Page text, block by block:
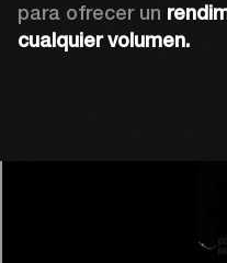
para ofrecer un
cualquier volumen.